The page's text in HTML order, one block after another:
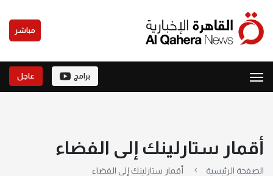
مباشر
برامج عاجل
أقمار ستارلينك إلى الفضاء
الصفحة الرئيسية أقمار ستارلينك إلى الفضاء